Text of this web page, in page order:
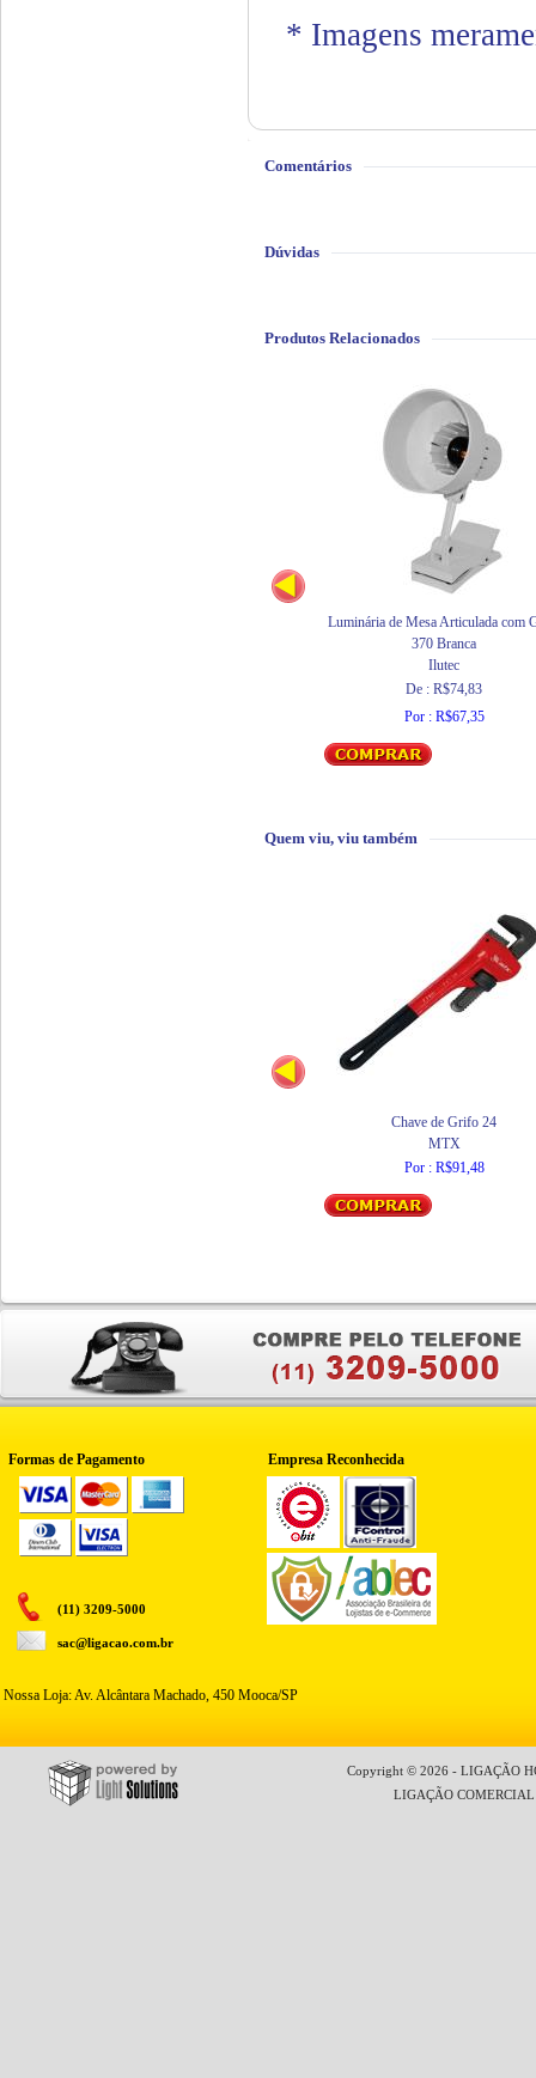
* Imagens
Comentários
Dúvidas
Produtos Relacionados
Luminária de Mesa Articulada com
370 Branca
Ilutec
De : R$74,83
Por : R$67,35
Quem viu, viu também
Chave de Grifo 24
MTX
Por : R$91,48
Formas de Pagamento Empresa Reconhecida
(11) 3209-5000
sac@ligacao.com.br
Nossa Loja: Av. Alcântara Machado, 450 Mooca/SP
Copyright © 2026 - LIGAÇÃO
LIGAÇÃO